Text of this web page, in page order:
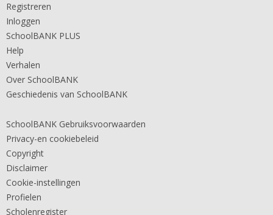
Registreren
Inloggen
SchoolBANK PLUS
Help
Verhalen
Over SchoolBANK
Geschiedenis van SchoolBANK
SchoolBANK Gebruiksvoorwaarden
Privacy-en cookiebeleid
Copyright
Disclaimer
Cookie-instellingen
Profielen
Scholenregister